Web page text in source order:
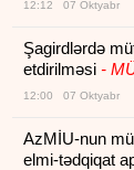
12:12 07 Oktyabr
Şagirdlərdə
etdirilməsi-
12:00 07 Oktyabr
AzMİU-nun
elmi-tədqiqat